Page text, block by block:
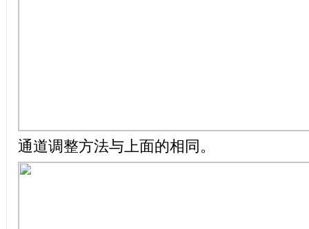
通道调整方法与上面的相同。